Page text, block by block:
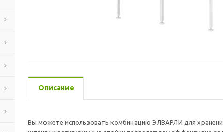
Описание
Вы можете использовать комбинацию ЭЛВАРЛИ для